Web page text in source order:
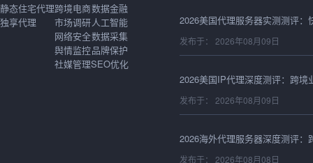
静态住宅代理
独享代理
跨境电商
市场调研
网络安全
舆情监控
社媒管理
数据金融
人工智能
数据采集
品牌保护
SEO优化
发布于： 2026年08月09日
发布于： 2026年08月09日
发布于： 2026年08月08日